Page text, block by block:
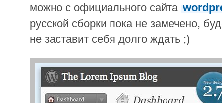
можно с официального сайта
русской сборки пока не замечено,
не заставит себя долго ждать ;)